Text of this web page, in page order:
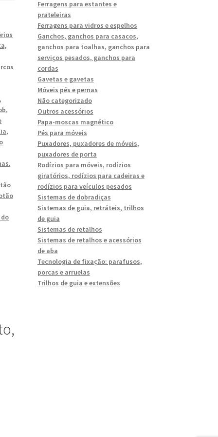
,
,
,
,
Ferragens para estantes e
prateleiras
Ferragens para vidros e espelhos
Ganchos, ganchos para casacos,
ganchos para toalhas, ganchos para
serviços pesados, ganchos para
cordas
Gavetas e gavetas
Móveis pés e pernas
Não categorizado
Outros acessórios
Papa-moscas magnético
Pés para móveis
Puxadores, puxadores de móveis,
puxadores de porta
Rodízios para móveis, rodízios
giratórios, rodízios para cadeiras e
rodízios para veículos pesados
Sistemas de dobradiças
Sistemas de guia, retráteis, trilhos
de guia
Sistemas de retalhos
Sistemas de retalhos e acessórios
de aba
Tecnologia de fixação: parafusos,
porcas e arruelas
Trilhos de guia e extensões